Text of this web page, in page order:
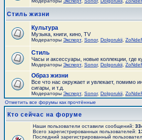
Стиль жизни
Культура
Музыка, книги, кино, TV
Модераторы Эксперт, Sonor, Dolgorukii
Стиль
Часы и аксесcуары, новые коллекции, где
Модераторы Эксперт, Sonor, Dolgorukii
Образ жизни
Все что нас окружает и увлекает, помимо
сигары, и т.д.
Модераторы Эксперт, Sonor, Dolgorukii
Отметить все форумы как прочтённые
Кто сейчас на форуме
Наши пользователи оставили сообщений:
Всего зарегистрированных пользователей:
Последний зарегистрированный